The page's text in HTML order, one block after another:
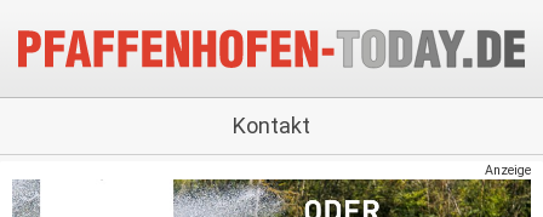
Kontakt
Anzeige